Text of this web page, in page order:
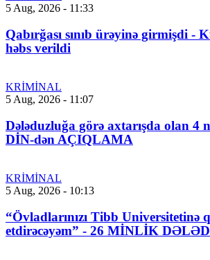
5 Aug, 2026 - 11:33
Qabırğası sınıb ürəyinə girmişdi -
həbs verildi
KRİMİNAL
5 Aug, 2026 - 11:07
Dələduzluğa görə axtarışda olan 4
DİN-dən AÇIQLAMA
KRİMİNAL
5 Aug, 2026 - 10:13
“Övladlarınızı Tibb Universitetinə
etdirəcəyəm” - 26 MİNLİK